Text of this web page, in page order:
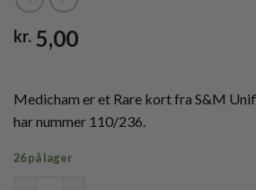
kr. 5,00
Medicham er et Rare kort fra S&M
har nummer 110/236.
26 på lager